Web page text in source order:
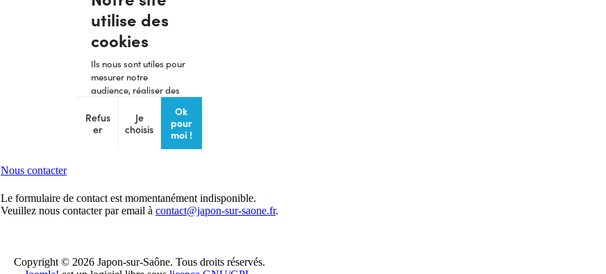
Nous contacter
Le formulaire de contact est momentanément indisponible.
Veuillez nous contacter par email à contact@japon-sur-saone.fr.
Copyright © 2026 Japon-sur-Saône. Tous droits réservés.